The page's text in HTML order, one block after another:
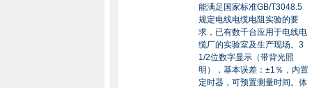
能满足国家标准GB/T3048.5
规定电线电缆电阻实验的要
求，已有数千台应用于电线电
缆厂的实验室及生产现场。3
1/2位数字显示（带背光照
明），基本误差：±1％，内置
定时器，可预置测量时间。体